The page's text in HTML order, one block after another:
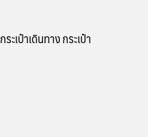
กระเป๋าเดินทางกระเป๋า